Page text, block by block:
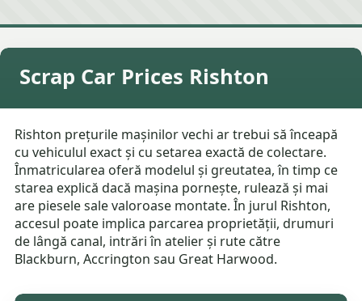
Scrap Car Prices Rishton
Rishton prețurile mașinilor vechi ar trebui să înceapă
cu vehiculul exact și cu setarea exactă de colectare.
Înmatricularea oferă modelul și greutatea, în timp ce
starea explică dacă mașina pornește, rulează și mai
are piesele sale valoroase montate. În jurul Rishton,
accesul poate implica parcarea proprietății, drumuri
de lângă canal, intrări în atelier și rute către
Blackburn, Accrington sau Great Harwood.